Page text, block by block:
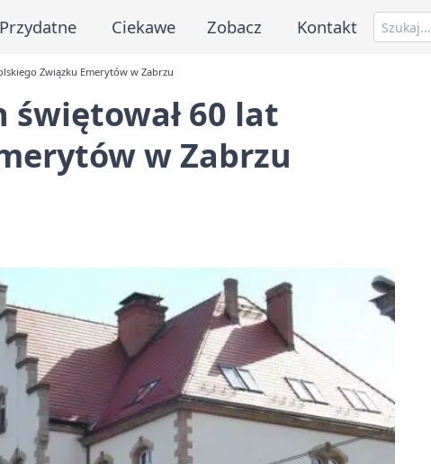
Przydatne Ciekawe Zobacz Kontakt
Związku Emerytów w Zabrzu
świętował 60 lat
w Zabrzu